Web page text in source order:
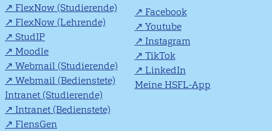
FlexNow (Studierende)
FlexNow (Lehrende)
StudIP
Moodle
Webmail (Studierende)
Webmail (Bedienstete)
Intranet (Studierende)
Intranet (Bedienstete)
FlensGen
Facebook
Youtube
Instagram
TikTok
LinkedIn
Meine HSFL-App